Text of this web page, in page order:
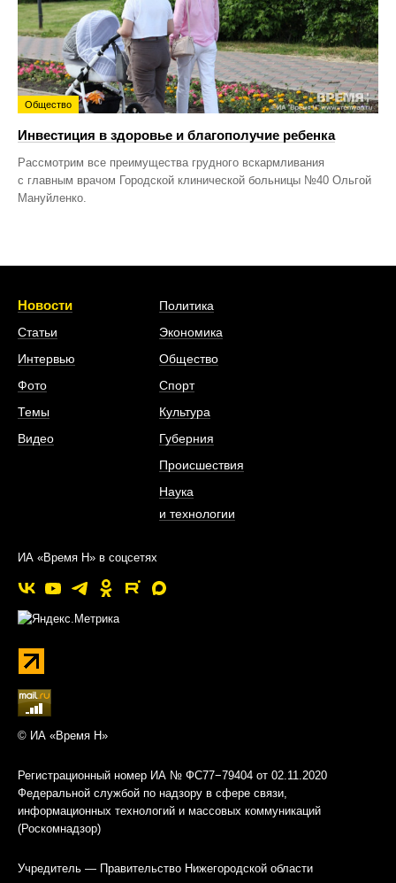
Общество
Инвестиция в здоровье и благополучие ребенка
Рассмотрим все преимущества грудного вскармливания
с главным врачом Городской клинической больницы №40 Ольгой
Мануйленко.
Новости
Статьи
Интервью
Фото
Темы
Видео
Политика
Экономика
Общество
Спорт
Культура
Губерния
Происшествия
Наука
и технологии
ИА «Время Н» в соцсетях
© ИА «Время Н»
Регистрационный номер ИА № ФС77−79404 от 02.11.2020
Федеральной службой по надзору в сфере связи,
информационных технологий и массовых коммуникаций
(Роскомнадзор)
Учредитель — Правительство Нижегородской области